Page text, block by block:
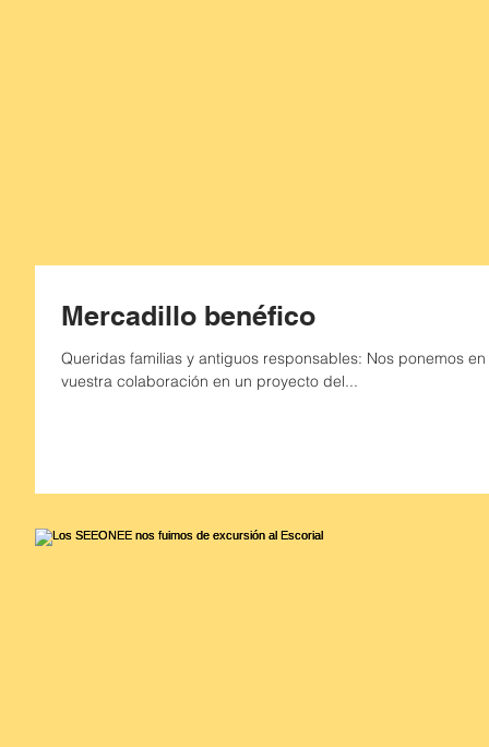
Mercadillo benéfico
Queridas familias y antiguos responsables: Nos ponemos
vuestra colaboración en un proyecto del...